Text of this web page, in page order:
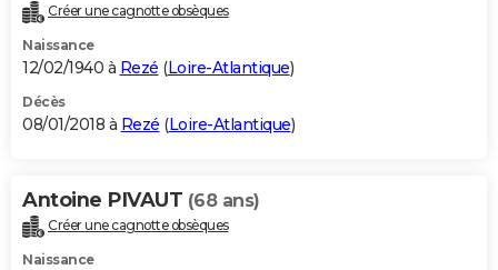
Créer une cagnotte obsèques
Naissance
12/02/1940 à Rezé (Loire-Atlantique)
Décès
08/01/2018 à Rezé (Loire-Atlantique)
Antoine PIVAUT (68 ans)
Créer une cagnotte obsèques
Naissance